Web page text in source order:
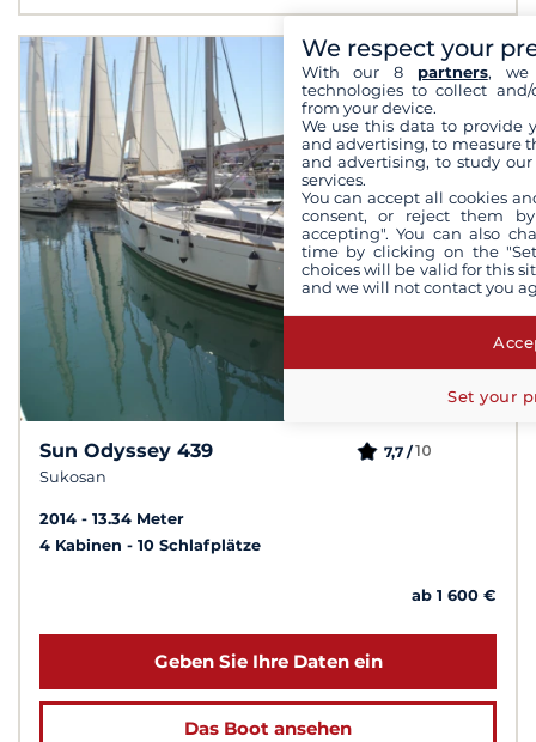
Sun Odyssey 439
Sukosan
7,7 /10
2014
13.34 Meter
4 Kabinen
10 Schlafplätze
ab 1 600 €
Geben Sie Ihre Daten ein
Das Boot ansehen
We respect your
With our 8 partners, we
technologies to collect
from your device.
We use this data to provide
and advertising, to measure
and advertising, to study
services.
You can accept all cookies
consent, or reject them
accepting". You can also
time by clicking on the
choices will be valid for this
and we will not contact you
Set your